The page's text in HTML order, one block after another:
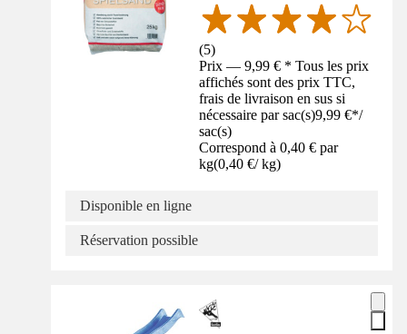
(5)
Prix — 9,99 € * Tous les prix
affichés sont des prix TTC,
frais de livraison en sus si
nécessaire par sac(s)9,99 €*/
sac(s)
Correspond à 0,40 € par
kg(0,40 €/ kg)
Disponible en ligne
Réservation possible